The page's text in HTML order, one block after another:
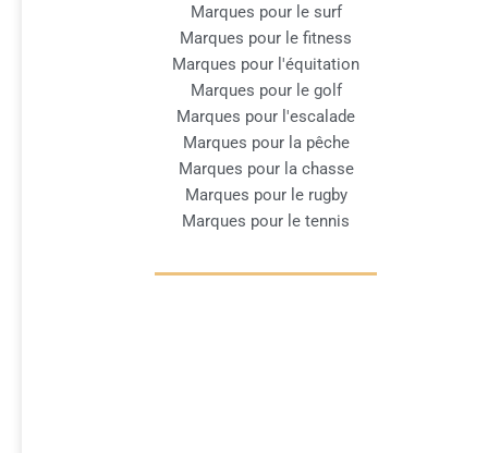
Marques pour le surf
Marques pour le fitness
Marques pour l'équitation
Marques pour le golf
Marques pour l'escalade
Marques pour la pêche
Marques pour la chasse
Marques pour le rugby
Marques pour le tennis